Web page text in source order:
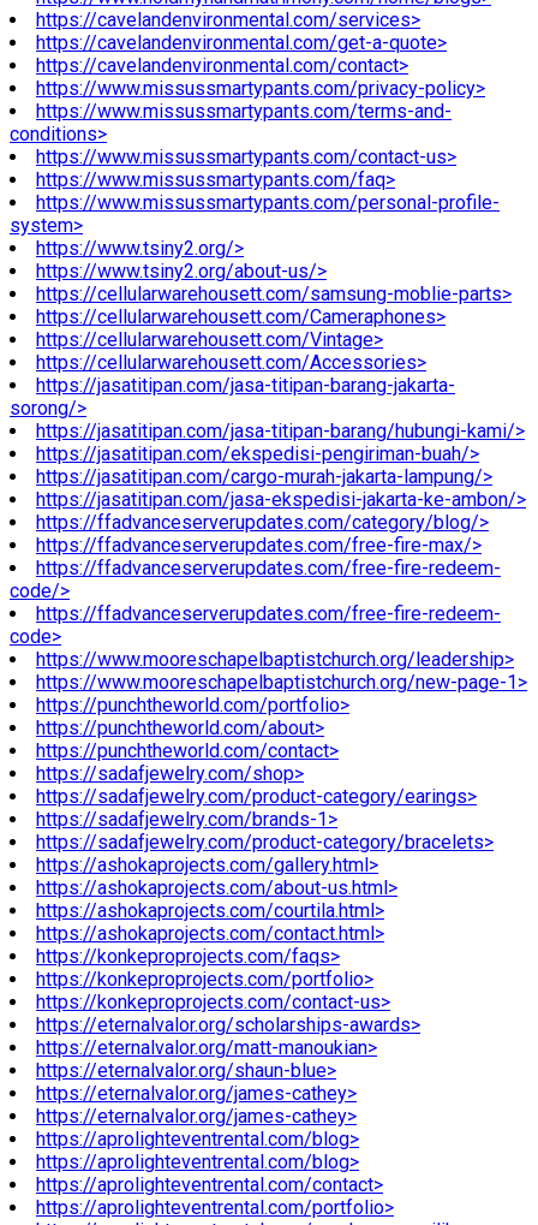
https://cavelandenvironmental.com/services>
https://cavelandenvironmental.com/get-a-quote>
https://cavelandenvironmental.com/contact>
https://www.missussmartypants.com/privacy-policy>
https://www.missussmartypants.com/terms-and-
conditions>
https://www.missussmartypants.com/contact-us>
https://www.missussmartypants.com/faq>
https://www.missussmartypants.com/personal-profile-
system>
https://www.tsiny2.org/>
https://www.tsiny2.org/about-us/>
https://cellularwarehousett.com/samsung-moblie-parts>
https://cellularwarehousett.com/Cameraphones>
https://cellularwarehousett.com/Vintage>
https://cellularwarehousett.com/Accessories>
https://jasatitipan.com/jasa-titipan-barang-jakarta-
sorong/>
https://jasatitipan.com/jasa-titipan-barang/hubungi-kami/>
https://jasatitipan.com/ekspedisi-pengiriman-buah/>
https://jasatitipan.com/cargo-murah-jakarta-lampung/>
https://jasatitipan.com/jasa-ekspedisi-jakarta-ke-ambon/>
https://ffadvanceserverupdates.com/category/blog/>
https://ffadvanceserverupdates.com/free-fire-max/>
https://ffadvanceserverupdates.com/free-fire-redeem-
code/>
https://ffadvanceserverupdates.com/free-fire-redeem-
code>
https://www.mooreschapelbaptistchurch.org/leadership>
https://www.mooreschapelbaptistchurch.org/new-page-1>
https://punchtheworld.com/portfolio>
https://punchtheworld.com/about>
https://punchtheworld.com/contact>
https://sadafjewelry.com/shop>
https://sadafjewelry.com/product-category/earings>
https://sadafjewelry.com/brands-1>
https://sadafjewelry.com/product-category/bracelets>
https://ashokaprojects.com/gallery.html>
https://ashokaprojects.com/about-us.html>
https://ashokaprojects.com/courtila.html>
https://ashokaprojects.com/contact.html>
https://konkeproprojects.com/faqs>
https://konkeproprojects.com/portfolio>
https://konkeproprojects.com/contact-us>
https://eternalvalor.org/scholarships-awards>
https://eternalvalor.org/matt-manoukian>
https://eternalvalor.org/shaun-blue>
https://eternalvalor.org/james-cathey>
https://eternalvalor.org/james-cathey>
https://aprolighteventrental.com/blog>
https://aprolighteventrental.com/blog>
https://aprolighteventrental.com/contact>
https://aprolighteventrental.com/portfolio>